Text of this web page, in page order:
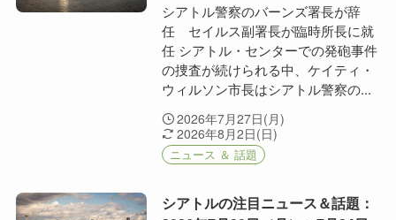
シアトル警察のバーンズ署長が辞
任 セイルス副署長が臨時所長に就
任 シアトル・センターでの発砲事件
の捜査が続けられる中、ケイティ・
ウィルソン市長はシアトル警察の...
2026年7月27日(月)
2026年8月2日(日)
ニュース ＆ 話題
シアトルの注目ニュース＆話題：